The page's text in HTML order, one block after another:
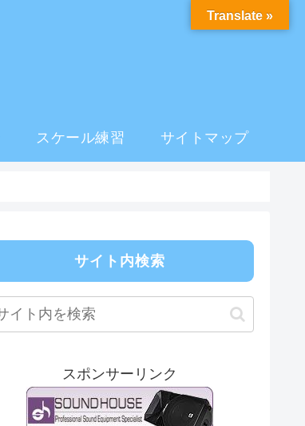
スケール練習 サイトマップ
サイト内検索
スポンサーリンク
Translate »